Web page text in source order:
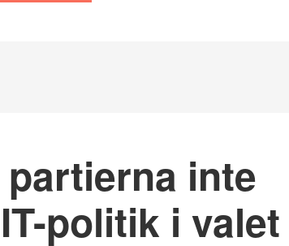
inte
politik i valet